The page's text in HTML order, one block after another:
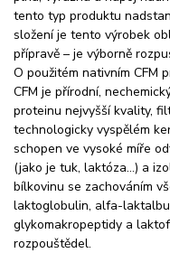
tento typ produktu
složení je tento výrobek
přípravě – je výborně
O použitém nativním CFM
CFM je přírodní,
proteinu nejvyšší kvality,
technologicky vyspělém
schopen ve vysoké míře
(jako je tuk, laktóza…) a
bílkovinu se zachováním
laktoglobulin, alfa-
glykomakropeptidy a
rozpouštědel.